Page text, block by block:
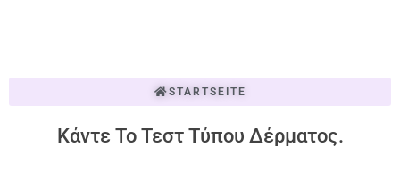
STARTSEITE
Κάντε Το Τεστ Τύπου Δέρματος.